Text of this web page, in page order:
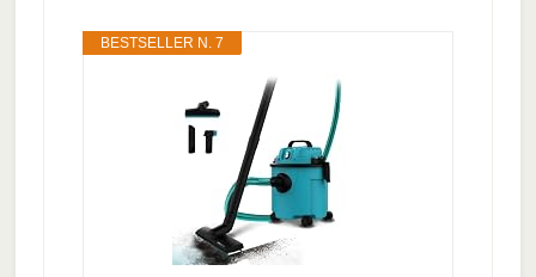
BESTSELLER N. 7